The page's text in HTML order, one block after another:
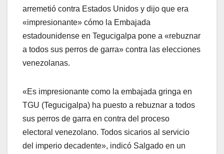
arremetió contra Estados Unidos y dijo que era
«impresionante» cómo la Embajada
estadounidense en Tegucigalpa pone a «rebuznar
a todos sus perros de garra» contra las elecciones
venezolanas.
«Es impresionante como la embajada gringa en
TGU (Tegucigalpa) ha puesto a rebuznar a todos
sus perros de garra en contra del proceso
electoral venezolano. Todos sicarios al servicio
del imperio decadente», indicó Salgado en un